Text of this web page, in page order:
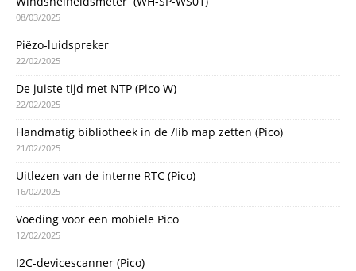
08/03/2025
Piëzo-luidspreker
22/02/2025
De juiste tijd met NTP (Pico W)
22/02/2025
Handmatig bibliotheek in de /lib map zetten (Pico)
21/02/2025
Uitlezen van de interne RTC (Pico)
16/02/2025
Voeding voor een mobiele Pico
12/02/2025
I2C-devicescanner (Pico)